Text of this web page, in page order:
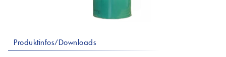
Produktinfos/Downloads